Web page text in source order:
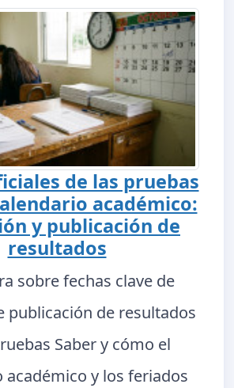
de las pruebas
académico:
y publicación de
resultados
sobre fechas clave de
publicación de resultados
Saber y cómo el
académico y los feriados